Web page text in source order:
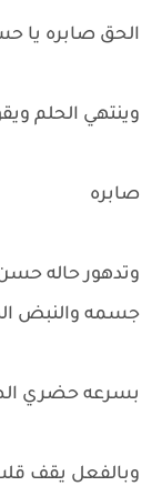
الحق صابره يا
وينتهي الحلم
صابره
وتدهور حاله
جسمه والنبض
بسرعه حضري
وبالفعل يقف